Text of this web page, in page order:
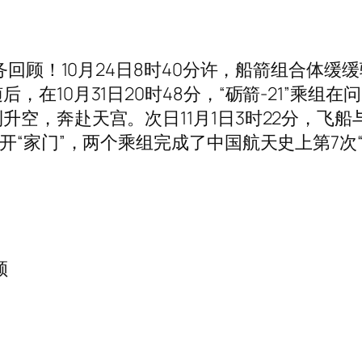
！10月24日8时40分许，船箭组合体缓缓
，在10月31日20时48分，“砺箭-21”乘组在
空，奔赴天宫。次日11月1日3时22分，飞
家门”，两个乘组完成了中国航天史上第7次“